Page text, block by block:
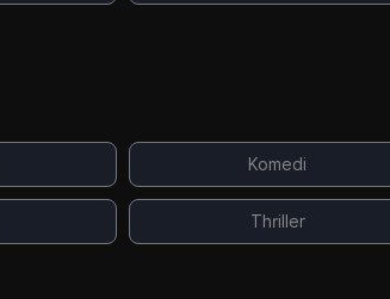
Komedi
Thriller